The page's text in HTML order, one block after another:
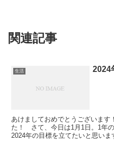
関連記事
生活 2024
あけましておめでとうございます
た！ さて、今日は1月1日。1年
2024年の目標を立てたいと思い